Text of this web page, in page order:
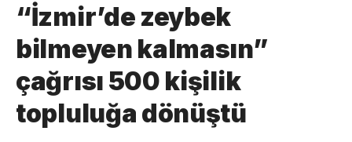
“İzmir’de zeybek
bilmeyen kalmasın”
çağrısı 500 kişilik
topluluğa dönüştü